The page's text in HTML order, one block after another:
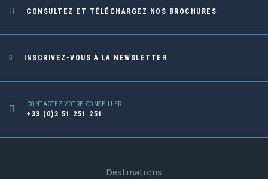
CONSULTEZ ET TÉLÉCHARGEZ NOS BROCHURES
INSCRIVEZ-VOUS À LA NEWSLETTER
CONTACTEZ VOTRE CONSEILLER
+33 (0)3 51 251 251
Destinations